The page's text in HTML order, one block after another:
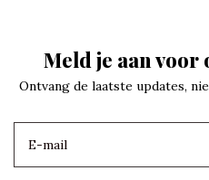
Meld je aan voor
Ontvang de laatste updates,